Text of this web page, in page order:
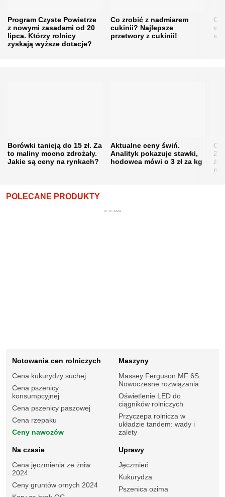
Program Czyste Powietrze
z nowymi zasadami od 20
lipca. Którzy rolnicy
zyskają wyższe dotacje?
Co zrobić z nadmiarem
cukinii? Najlepsze
przetwory z cukinii!
w
Borówki tanieją do 15 zł. Za
to maliny mocno zdrożały.
Jakie są ceny na rynkach?
Aktualne ceny świń.
Analityk pokazuje stawki,
hodowca mówi o 3 zł za kg
POLECANE PRODUKTY
REKLAMA
Notowania cen rolniczych
Cena kukurydzy suchej
Cena pszenicy
konsumpcyjnej
Cena pszenicy paszowej
Cena rzepaku
Ceny nawozów
Maszyny
Massey Ferguson MF 6S.
Nowoczesne rozwiązania
Oświetlenie LED do
ciągników rolniczych
Przyczepa rolnicza w
układzie tandem: wady i
zalety
Na czasie
Cena jęczmienia ze żniw
2024
Ceny gruntów ornych 2024
Uprawy
Jęczmień
Kukurydza
Pszenica ozima